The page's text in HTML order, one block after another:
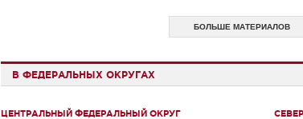
БОЛЬШЕ МАТЕРИАЛОВ
В ФЕДЕРАЛЬНЫХ ОКРУГАХ
ЦЕНТРАЛЬНЫЙ ФЕДЕРАЛЬНЫЙ ОКРУГ